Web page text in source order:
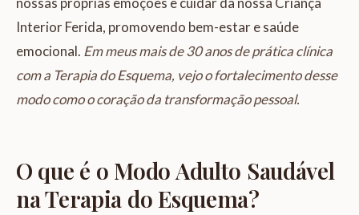
Interior Ferida, promovendo bem-estar e saúde
emocional. Em meus mais de 30 anos de prática clínica
com a Terapia do Esquema, vejo o fortalecimento desse
modo como o coração da transformação pessoal.
O que é o Modo Adulto Saudável
na Terapia do Esquema?